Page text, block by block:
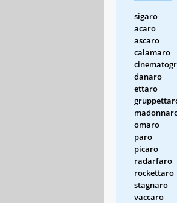
sigaro
acaro
ascaro
calamaro
danaro
ettaro
omaro
paro
picaro
radarfaro
rockettaro
stagnaro
vaccaro